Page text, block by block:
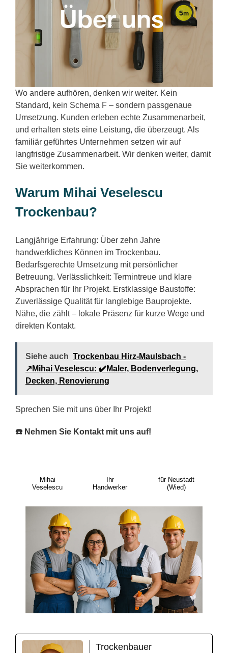
Wo andere aufhören, denken wir weiter. Kein
Standard, kein Schema F – sondern passgenaue
Umsetzung. Kunden erleben echte Zusammenarbeit,
und erhalten stets eine Leistung, die überzeugt. Als
familiär geführtes Unternehmen setzen wir auf
langfristige Zusammenarbeit. Wir denken weiter, damit
Sie weiterkommen.
Warum Mihai Veselescu
Trockenbau?
Langjährige Erfahrung: Über zehn Jahre
handwerkliches Können im Trockenbau.
Bedarfsgerechte Umsetzung mit persönlicher
Betreuung. Verlässlichkeit: Termintreue und klare
Absprachen für Ihr Projekt. Erstklassige Baustoffe:
Zuverlässige Qualität für langlebige Bauprojekte.
Nähe, die zählt – lokale Präsenz für kurze Wege und
direkten Kontakt.
Siehe auch Trockenbau Hirz-Maulsbach -
↗️Mihai Veselescu: ✔️Maler, Bodenverlegung,
Decken, Renovierung
Sprechen Sie mit uns über Ihr Projekt!
☎️ Nehmen Sie Kontakt mit uns auf!
Mihai
Veselescu
Ihr
Handwerker
für Neustadt
(Wied)
Trockenbauer